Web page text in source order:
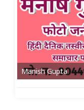
Manish Gupta